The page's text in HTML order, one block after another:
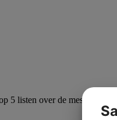
5 listen over de mest søgte